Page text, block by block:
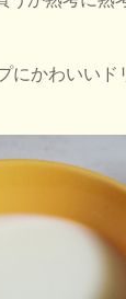
にかわいいド